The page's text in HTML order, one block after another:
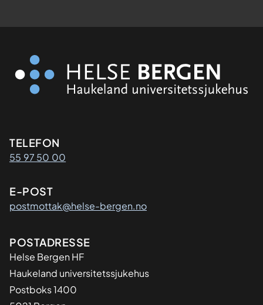
Kontaktinformasjon
TELEFON
55 97 50 00
E-POST
postmottak@helse-bergen.no
Adresse
POSTADRESSE
Helse Bergen HF
Haukeland universitetssjukehus
Postboks 1400